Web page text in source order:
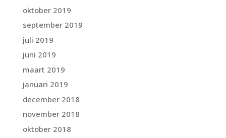
oktober 2019
september 2019
juli 2019
juni 2019
maart 2019
januari 2019
december 2018
november 2018
oktober 2018